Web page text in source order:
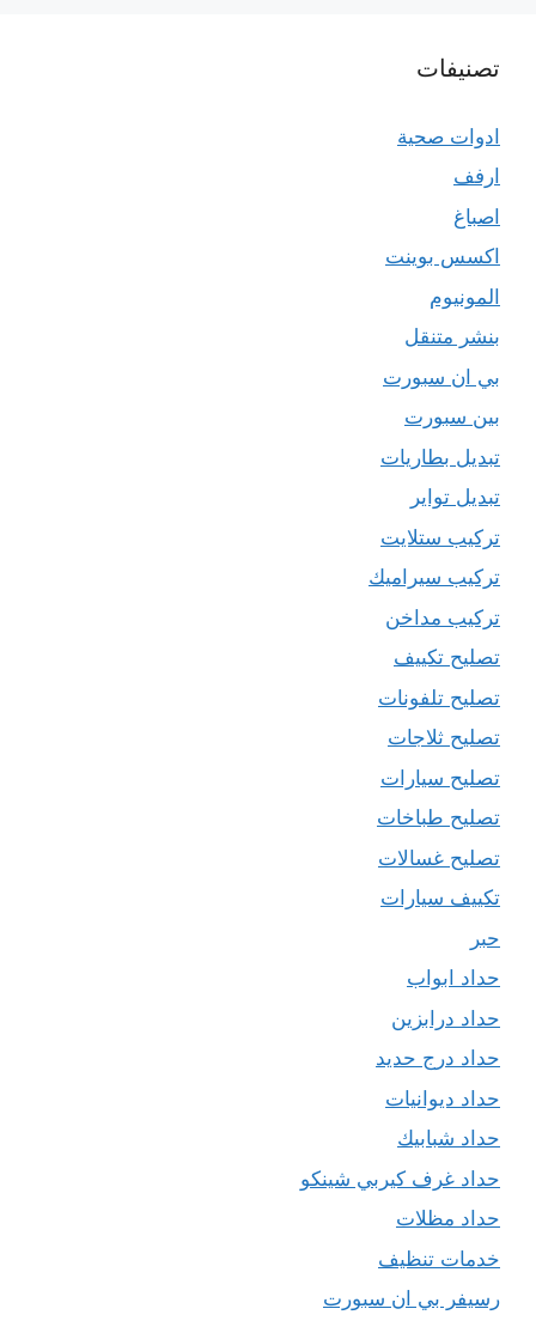
تصنيفات
ادوات صحية
ارفف
اصباغ
اكسس بوينت
المونيوم
بنشر متنقل
بي ان سبورت
بين سبورت
تبديل بطاريات
تبديل تواير
تركيب ستلايت
تركيب سيراميك
تركيب مداخن
تصليح تكييف
تصليح تلفونات
تصليح ثلاجات
تصليح سيارات
تصليح طباخات
تصليح غسالات
تكييف سيارات
حبر
حداد ابواب
حداد درابزين
حداد درج حديد
حداد ديوانيات
حداد شبابيك
حداد غرف كيربي شينكو
حداد مظلات
خدمات تنظيف
رسيفر بي ان سبورت